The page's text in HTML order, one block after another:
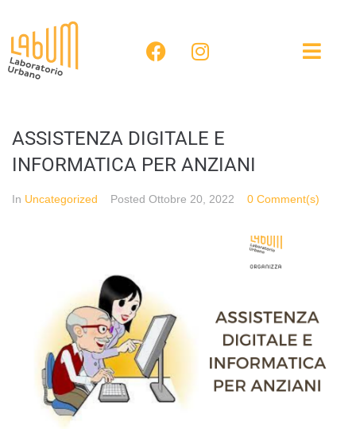
ASSISTENZA DIGITALE E
INFORMATICA PER ANZIANI
In Uncategorized Posted Ottobre 20, 2022 0 Comment(s)